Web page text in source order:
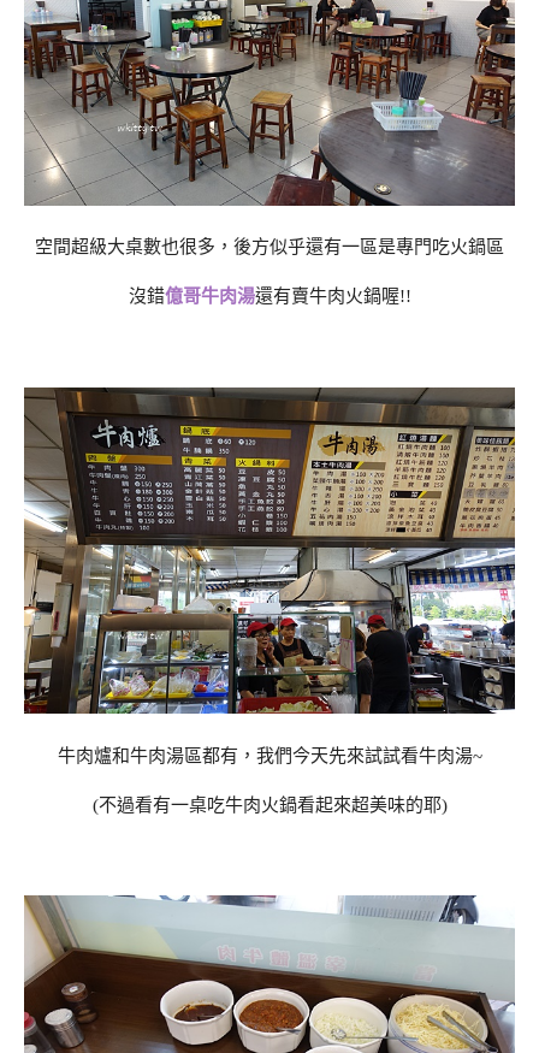
空間超級大桌數也很多，後方似乎還有一區是專門吃火鍋區
沒錯億哥牛肉湯還有賣牛肉火鍋喔!!
牛肉爐和牛肉湯區都有，我們今天先來試試看牛肉湯~
(不過看有一桌吃牛肉火鍋看起來超美味的耶)